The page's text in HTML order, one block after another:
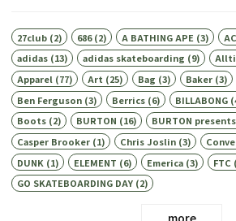
27club(2) 686(2) A BATHING APE (3)
adidas(13) adidas skateboarding (9)
Apparel (77) Art (25) Bag (3) Baker(3)
Ben Ferguson(3) Berrics(6) BILLABONG
Boots(2) BURTON (16) BURTON presents
Casper Brooker(1) Chris Joslin(3)
DUNK (1) ELEMENT (6) Emerica(3) FTC
GO SKATEBOARDING DAY(2)
more